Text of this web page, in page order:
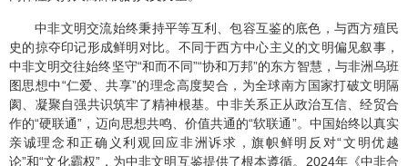
中非文明交流始终秉持平等互利、包容互鉴的底色，与西方殖民
史的掠夺印记形成鲜明对比。不同于西方中心主义的文明偏见叙事，
中非文明交往始终坚守“和而不同”“协和万邦”的东方智慧，与非洲乌班
图思想中“仁爱、共享”的理念高度契合，为全球南方国家打破文明隔
阂、凝聚自强共识筑牢了精神根基。中非关系正从政治互信、经贸合
作的“硬联通”，迈向思想共鸣、价值共通的“软联通”。中国始终以真实
亲诚理念和正确义利观回应非洲诉求，旗帜鲜明反对“文明优越
论”和“文化霸权”，为中非文明互鉴提供了根本遵循。2024年《中非合